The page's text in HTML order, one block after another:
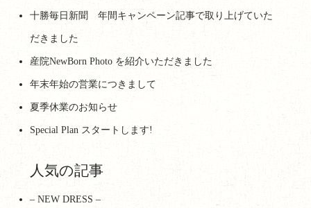
十勝毎日新聞 年間キャンペーン記事で取り上げていた
だきました
産院NewBorn Photo を紹介いただきました
年末年始の営業につきまして
夏季休業のお知らせ
Special Plan スタートします!
人気の記事
– NEW DRESS –